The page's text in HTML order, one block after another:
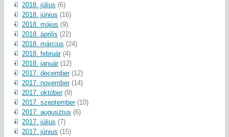
2018. július (6)
2018. június (16)
2018. május (9)
2018. április (22)
2018. március (24)
2018. február(4)
2018. január(12)
2017. december(12)
2017. november(14)
2017. október(9)
2017. szeptember(10)
2017. augusztus (6)
2017. július (7)
2017. június (15)